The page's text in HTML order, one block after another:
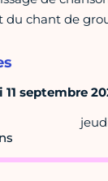
du chant de
11 septembre